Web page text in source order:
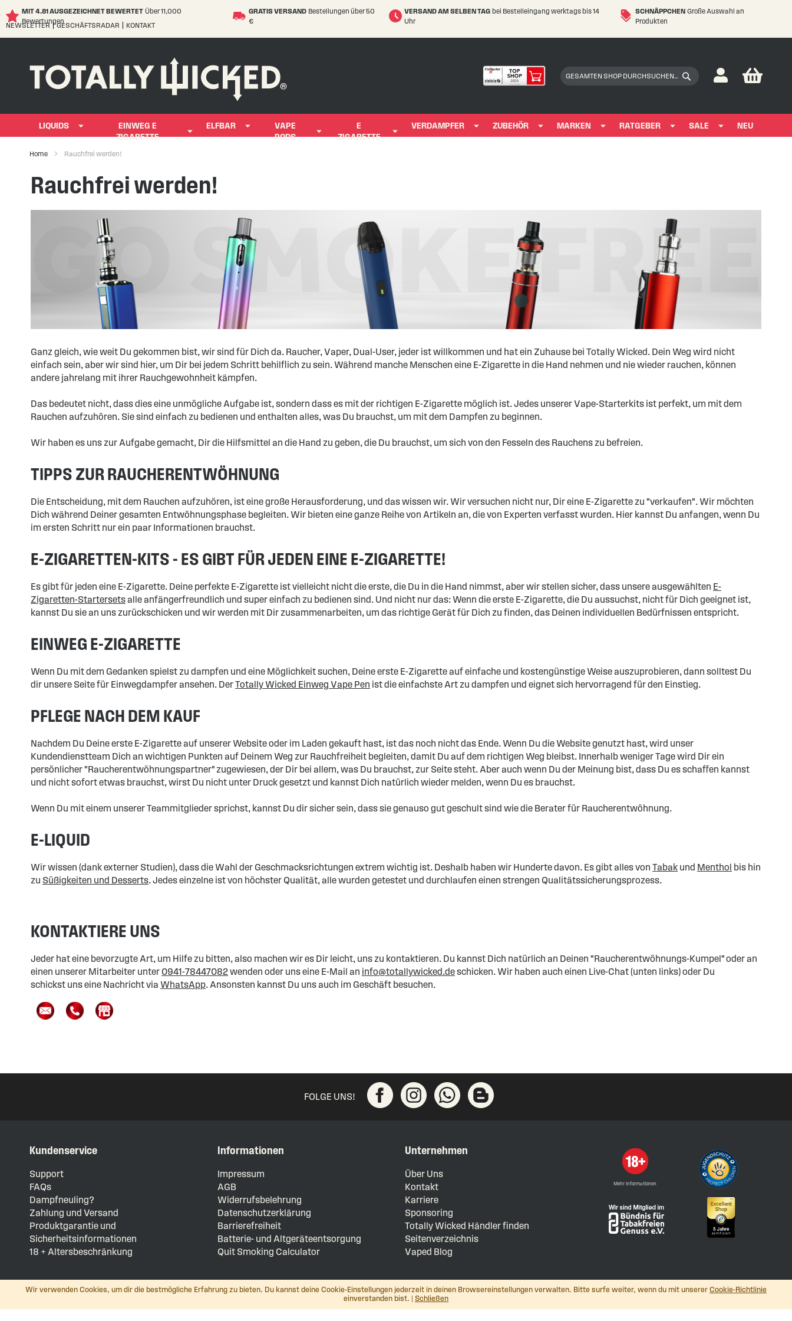
MIT 4.81 AUSGEZEICHNET BEWERTET Über 11,000
Bewertungen
GRATIS VERSAND Bestellungen über 50
€
VERSAND AM SELBEN TAG bei Bestelleingang werktags bis 14
Uhr
SCHNÄPPCHEN Große Auswahl an
Produkten
Skip
NEWSLETTER GESCHÄFTSRADAR KONTAKT
Wir verwenden Cookies, um dir die bestmögliche Erfahrung zu bieten. Du kannst deine Cookie-Einstellungen jederzeit in deinen Browsereinstellungen verwalten. Bitte surfe weiter, wenn du mit unserer Cookie-Richtlinie
einverstanden bist. | Schließen
Suchen
My
LIQUIDS
EINWEG E
ZIGARETTE
ELFBAR
VAPE
PODS
E
ZIGARETTE
VERDAMPFER ZUBEHÖR MARKEN RATGEBER SALE NEU
Home Rauchfrei werden!
Rauchfrei werden!
Ganz gleich, wie weit Du gekommen bist, wir sind für Dich da. Raucher, Vaper, Dual-User, jeder ist willkommen und hat ein Zuhause bei Totally Wicked. Dein Weg wird nicht
einfach sein, aber wir sind hier, um Dir bei jedem Schritt behilflich zu sein. Während manche Menschen eine E-Zigarette in die Hand nehmen und nie wieder rauchen, können
andere jahrelang mit ihrer Rauchgewohnheit kämpfen.
Das bedeutet nicht, dass dies eine unmögliche Aufgabe ist, sondern dass es mit der richtigen E-Zigarette möglich ist. Jedes unserer Vape-Starterkits ist perfekt, um mit dem
Rauchen aufzuhören. Sie sind einfach zu bedienen und enthalten alles, was Du brauchst, um mit dem Dampfen zu beginnen.
Wir haben es uns zur Aufgabe gemacht, Dir die Hilfsmittel an die Hand zu geben, die Du brauchst, um sich von den Fesseln des Rauchens zu befreien.
TIPPS ZUR RAUCHERENTWÖHNUNG
Die Entscheidung, mit dem Rauchen aufzuhören, ist eine große Herausforderung, und das wissen wir. Wir versuchen nicht nur, Dir eine E-Zigarette zu "verkaufen". Wir möchten
Dich während Deiner gesamten Entwöhnungsphase begleiten. Wir bieten eine ganze Reihe von Artikeln an, die von Experten verfasst wurden. Hier kannst Du anfangen, wenn Du
im ersten Schritt nur ein paar Informationen brauchst.
E-ZIGARETTEN-KITS - ES GIBT FÜR JEDEN EINE E-ZIGARETTE!
Es gibt für jeden eine E-Zigarette. Deine perfekte E-Zigarette ist vielleicht nicht die erste, die Du in die Hand nimmst, aber wir stellen sicher, dass unsere ausgewählten E-
Zigaretten-Startersetsalle anfängerfreundlich und super einfach zu bedienen sind. Und nicht nur das: Wenn die erste E-Zigarette, die Du aussuchst, nicht für Dich geeignet ist,
kannst Du sie an uns zurückschicken und wir werden mit Dir zusammenarbeiten, um das richtige Gerät für Dich zu finden, das Deinen individuellen Bedürfnissen entspricht.
EINWEG E-ZIGARETTE
Wenn Du mit dem Gedanken spielst zu dampfen und eine Möglichkeit suchen, Deine erste E-Zigarette auf einfache und kostengünstige Weise auszuprobieren, dann solltest Du
dir unsere Seite für Einwegdampfer ansehen. DerTotally Wicked Einweg Vape Pen ist die einfachste Art zu dampfen und eignet sich hervorragend für den Einstieg.
PFLEGE NACH DEM KAUF
Nachdem Du Deine erste E-Zigarette auf unserer Website oder im Laden gekauft hast, ist das noch nicht das Ende. Wenn Du die Website genutzt hast, wird unser
Kundendienstteam Dich an wichtigen Punkten auf Deinem Weg zur Rauchfreiheit begleiten, damit Du auf dem richtigen Weg bleibst. Innerhalb weniger Tage wird Dir ein
persönlicher "Raucherentwöhnungspartner" zugewiesen, der Dir bei allem, was Du brauchst, zur Seite steht. Aber auch wenn Du der Meinung bist, dass Du es schaffen kannst
und nicht sofort etwas brauchst, wirst Du nicht unter Druck gesetzt und kannst Dich natürlich wieder melden, wenn Du es brauchst.
Wenn Du mit einem unserer Teammitglieder sprichst, kannst Du dir sicher sein, dass sie genauso gut geschult sind wie die Berater für Raucherentwöhnung.
E-LIQUID
Wir wissen (dank externer Studien), dass die Wahl der Geschmacksrichtungen extrem wichtig ist. Deshalb haben wir Hunderte davon. Es gibt alles von Tabak und Menthol bis hin
zu Süßigkeiten und Desserts. Jedes einzelne ist von höchster Qualität, alle wurden getestet und durchlaufen einen strengen Qualitätssicherungsprozess.
KONTAKTIERE UNS
Jeder hat eine bevorzugte Art, um Hilfe zu bitten, also machen wir es Dir leicht, uns zu kontaktieren. Du kannst Dich natürlich an Deinen "Raucherentwöhnungs-Kumpel" oder an
einen unserer Mitarbeiter unter 0941-78447082wenden oder uns eine E-Mail an info@totallywicked.deschicken. Wir haben auch einen Live-Chat (unten links) oder Du
schickst uns eine Nachricht via WhatsApp. Ansonsten kannst Du uns auch im Geschäft besuchen.
FOLGE UNS!
Kundenservice
Support
FAQs
Dampfneuling?
Zahlung und Versand
Produktgarantie und
Sicherheitsinformationen
18 + Altersbeschränkung
Informationen
Impressum
AGB
Widerrufsbelehrung
Datenschutzerklärung
Barrierefreiheit
Batterie- und Altgeräteentsorgung
Quit Smoking Calculator
Unternehmen
Über Uns
Kontakt
Karriere
Sponsoring
Totally Wicked Händler finden
Seitenverzeichnis
Vaped Blog
Mehr Informationen